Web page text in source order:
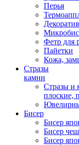
Перья
Фетр для
Пайетки
Кожа,
Стразы
камни
Стразы и
плоские,
Бисер
Бисер
Бисер
Бисер